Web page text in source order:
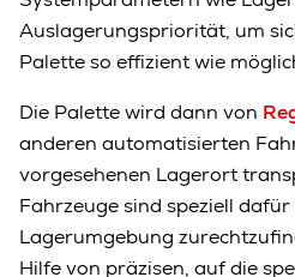
Auslagerungspriorität, um
Palette so effizient wie
Die Palette wird dann von
anderen automatisierten
vorgesehenen Lagerort
Fahrzeuge sind speziell
Lagerumgebung
Hilfe von präzisen, auf die